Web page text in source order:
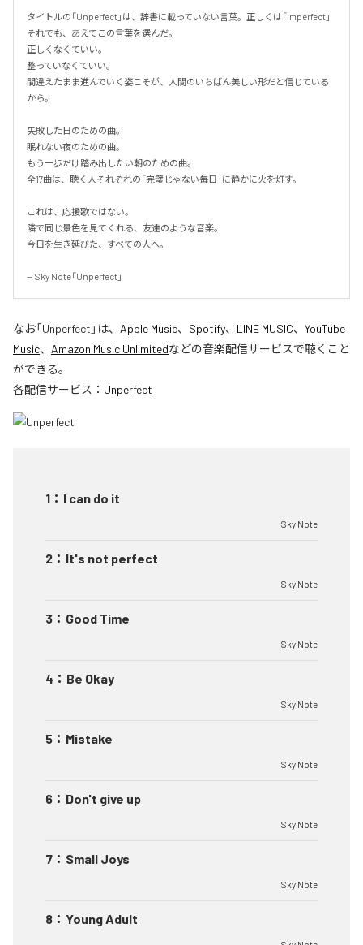
タイトルの「Unperfect」は、辞書に載っていない言葉。正しくは「Imperfect」
それでも、あえてこの言葉を選んだ。
正しくなくていい。
整っていなくていい。
間違えたまま進んでいく姿こそが、人間のいちばん美しい形だと信じている
から。
失敗した日のための曲。
眠れない夜のための曲。
もう一歩だけ踏み出したい朝のための曲。
全17曲は、聴く人それぞれの「完璧じゃない毎日」に静かに火を灯す。
これは、応援歌ではない。
隣で同じ景色を見てくれる、友達のような音楽。
今日を生き延びた、すべての人へ。
-- Sky Note「Unperfect」
なお「Unperfect 」は、 Apple Music、 Spotify、 LINE MUSIC、 YouTube
Music、 Amazon Music Unlimitedなどの音楽配信サービスで聴くこと
ができる。
各配信サービス： Unperfect
1 ： I can do it
Sky Note
2 ： It's not perfect
Sky Note
3 ： Good Time
Sky Note
4 ： Be Okay
Sky Note
5 ： Mistake
Sky Note
6 ： Don't give up
Sky Note
7 ： Small Joys
Sky Note
8 ： Young Adult